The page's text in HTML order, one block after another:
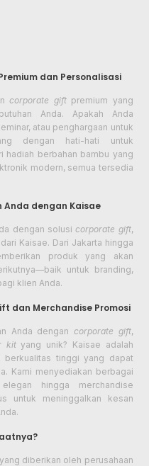
dan Personalisasi
corporate giftpremium yang
Anda. Apakah Anda
atau penghargaan untuk
dengan hati-hati untuk
hadiah berbahan bambu yang
modern, semua tersedia
dengan Kaisae
dengan solusicorporate gift,
Kaisae. Dari Jakarta hingga
produk yang akan
untuk branding,
klien Anda.
dan Merchandise Promosi
Anda dengancorporate gift,
kityang unik? Kaisae adalah
tinggi yang dapat
Kami menyediakan berbagai
hingga merchandise
untuk meninggalkan kesan
diberikan oleh perusahaan